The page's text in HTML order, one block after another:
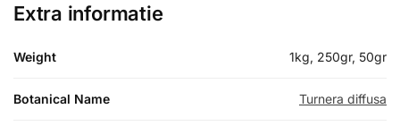
Extra informatie
Weight 1kg, 250gr, 50gr
Botanical Name Turnera diffusa